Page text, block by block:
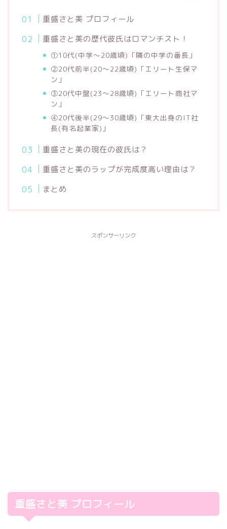
重盛さと美 プロフィール
重盛さと美の歴代彼氏はロマンチスト！
①10代(中学〜20歳頃)「隣の中学の番長」
②20代前半(20〜22歳頃)「エリート生保マ
ン」
③20代中盤(23〜28歳頃)「エリート商社マ
ン」
④20代後半(29〜30歳頃)「東大出身のIT社
長(有名起業家)」
重盛さと美の現在の彼氏は？
重盛さと美のラップが完成度高い理由は？
まとめ
スポンサーリンク
重盛さと美 プロフィール